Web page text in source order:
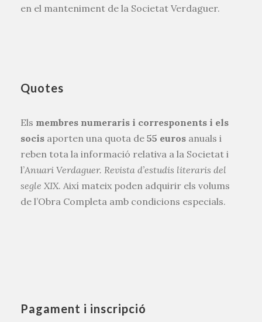
en el manteniment de la Societat Verdaguer.
Quotes
Els membres numeraris i corresponents i els
socis aporten una quota de 55 euros anuals i
reben tota la informació relativa a la Societat i
l’Anuari Verdaguer. Revista d’estudis literaris del
segle XIX. Així mateix poden adquirir els volums
de l’Obra Completa amb condicions especials.
Pagament i inscripció